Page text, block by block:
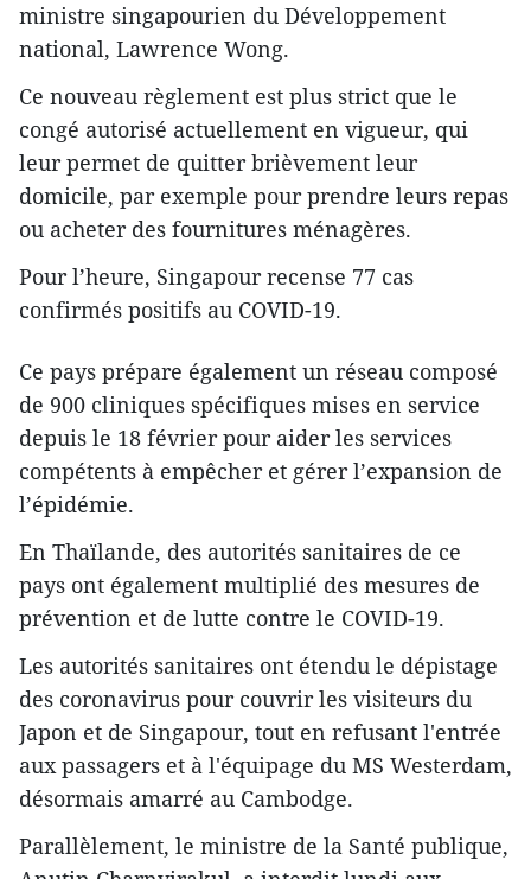
ministre singapourien du Développement
national, Lawrence Wong.
Ce nouveau règlement est plus strict que le
congé autorisé actuellement en vigueur, qui
leur permet de quitter brièvement leur
domicile, par exemple pour prendre leurs repas
ou acheter des fournitures ménagères.
Pour l’heure, Singapour recense 77 cas
confirmés positifs au COVID-19.
Ce pays prépare également un réseau composé
de 900 cliniques spécifiques mises en service
depuis le 18 février pour aider les services
compétents à empêcher et gérer l’expansion de
l’épidémie.
En Thaïlande, des autorités sanitaires de ce
pays ont également multiplié des mesures de
prévention et de lutte contre le COVID-19.
Les autorités sanitaires ont étendu le dépistage
des coronavirus pour couvrir les visiteurs du
Japon et de Singapour, tout en refusant l'entrée
aux passagers et à l'équipage du MS Westerdam,
désormais amarré au Cambodge.
Parallèlement, le ministre de la Santé publique,